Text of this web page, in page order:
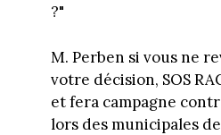
?"
M. Perben si vous ne
votre décision, SOS
et fera campagne
lors des municipales